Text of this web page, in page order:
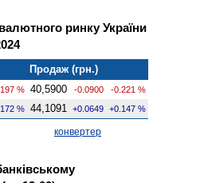
ринку України
Продаж (грн.)
% 40,5900 -0.0900 -0.221 %
% 44,1091 +0.0649 +0.147 %
конвертер